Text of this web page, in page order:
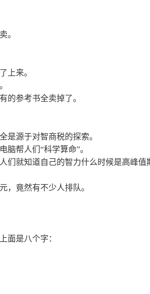
。
上来。
的参考书全卖掉了。
是源于对智商税的探索。
帮人们“科学算命”。
们就知道自己的智力什么时候是高峰值
，竟然有不少人排队。
面是八个字：